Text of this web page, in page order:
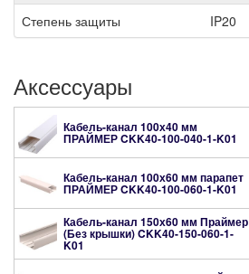
Степень защиты
IP20
Аксессуары
Кабель-канал 100х40 мм
ПРАЙМЕРCKK40-100-040-1-K01
Кабель-канал 100х60 мм парапет
ПРАЙМЕРCKK40-100-060-1-K01
Кабель-канал 150х60 мм Праймер
(Без крышки)CKK40-150-060-1-
K01